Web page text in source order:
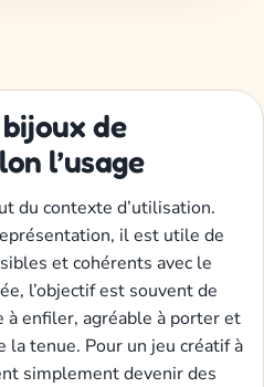
de
l’usage
du contexte d’utilisation.
il est utile de
et cohérents avec le
l’objectif est souvent de
à enfiler, agréable à porter et
la tenue. Pour un jeu créatif à
simplement devenir des